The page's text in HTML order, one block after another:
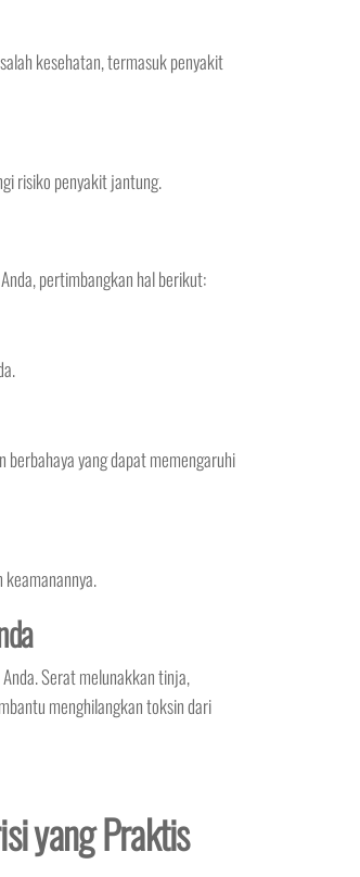
kesehatan, termasuk penyakit
risiko penyakit jantung.
pertimbangkan hal berikut:
berbahaya yang dapat memengaruhi
Serat melunakkan tinja,
menghilangkan toksin dari
yang Praktis